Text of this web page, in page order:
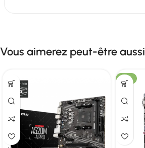
Vous aimerez peut-être aussi
-15%